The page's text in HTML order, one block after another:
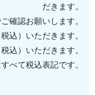
だきます。
確認お願いします。
込）いただきます。
込）いただきます。
べて税込表記です。